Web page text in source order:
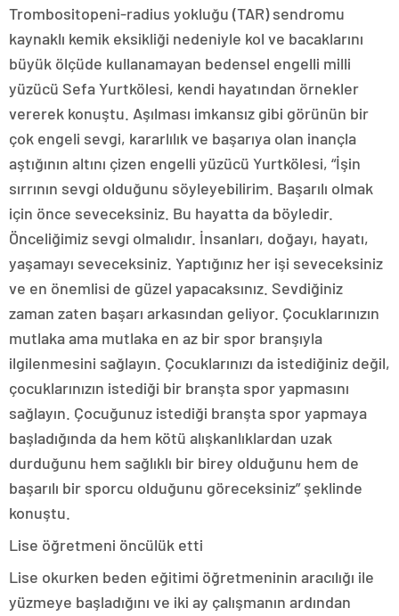
Trombositopeni-radius yokluğu (TAR) sendromu
kaynaklı kemik eksikliği nedeniyle kol ve bacaklarını
büyük ölçüde kullanamayan bedensel engelli milli
yüzücü Sefa Yurtkölesi, kendi hayatından örnekler
vererek konuştu. Aşılması imkansız gibi görünün bir
çok engeli sevgi, kararlılık ve başarıya olan inançla
aştığının altını çizen engelli yüzücü Yurtkölesi, “İşin
sırrının sevgi olduğunu söyleyebilirim. Başarılı olmak
için önce seveceksiniz. Bu hayatta da böyledir.
Önceliğimiz sevgi olmalıdır. İnsanları, doğayı, hayatı,
yaşamayı seveceksiniz. Yaptığınız her işi seveceksiniz
ve en önemlisi de güzel yapacaksınız. Sevdiğiniz
zaman zaten başarı arkasından geliyor. Çocuklarınızın
mutlaka ama mutlaka en az bir spor branşıyla
ilgilenmesini sağlayın. Çocuklarınızı da istediğiniz değil,
çocuklarınızın istediği bir branşta spor yapmasını
sağlayın. Çocuğunuz istediği branşta spor yapmaya
başladığında da hem kötü alışkanlıklardan uzak
durduğunu hem sağlıklı bir birey olduğunu hem de
başarılı bir sporcu olduğunu göreceksiniz” şeklinde
konuştu.
Lise öğretmeni öncülük etti
Lise okurken beden eğitimi öğretmeninin aracılığı ile
yüzmeye başladığını ve iki ay çalışmanın ardından